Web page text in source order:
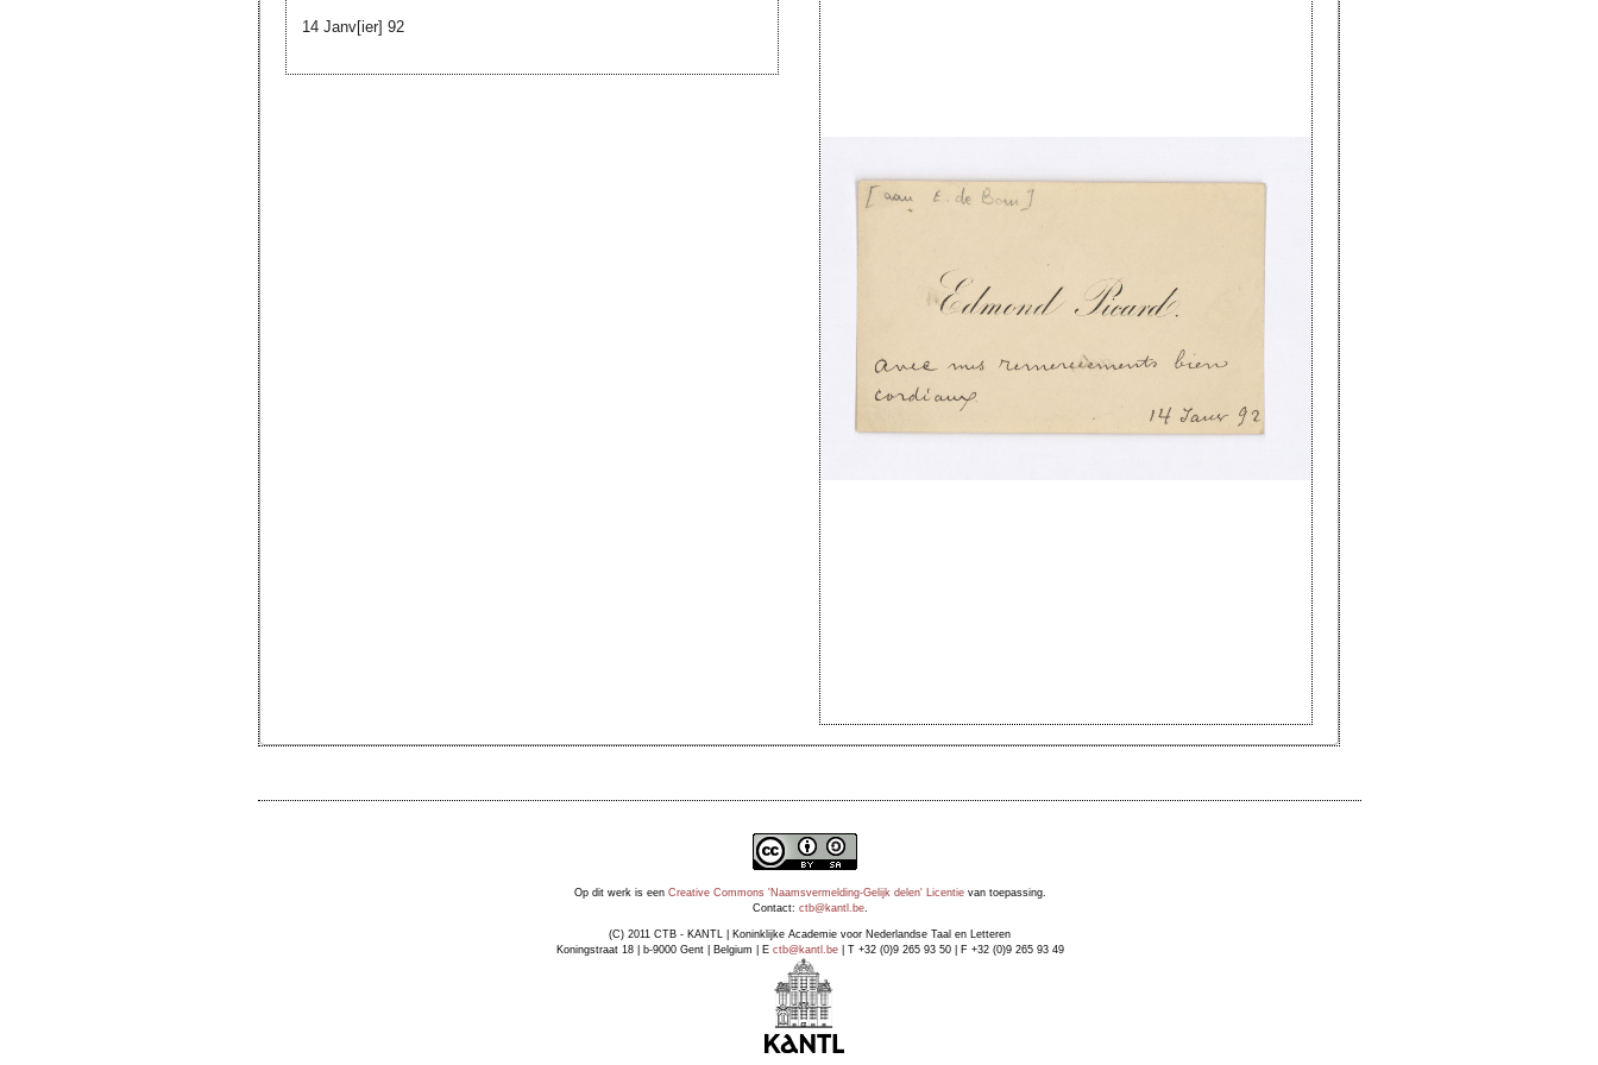
14 Janv[ier] 92
Op dit werk is een Creative Commons 'Naamsvermelding-Gelijk delen' Licentievan toepassing.
Contact: ctb@kantl.be.
(C) 2011 CTB - KANTL | Koninklijke Academie voor Nederlandse Taal en Letteren
Koningstraat 18 | b-9000 Gent | Belgium | E ctb@kantl.be| T +32 (0)9 265 93 50 | F +32 (0)9 265 93 49